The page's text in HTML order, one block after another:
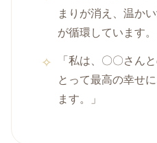
まりが消え、温か
が循環しています。
「私は、〇〇さん
とって最高の幸せ
ます。」